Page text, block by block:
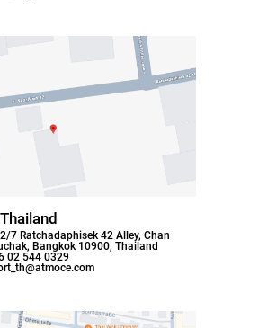
7 Ratchadaphisek 42 Alley, Chan
Bangkok 10900, Thailand
02 544 0329